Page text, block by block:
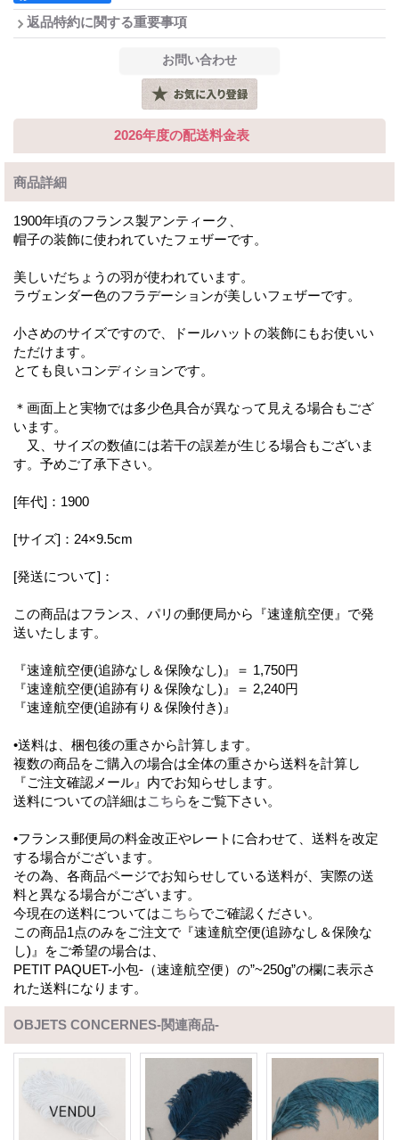
返品特約に関する重要事項
2026年度の配送料金表
商品詳細
1900年頃のフランス製アンティーク、
帽子の装飾に使われていたフェザーです。
美しいだちょうの羽が使われています。
ラヴェンダー色のフラデーションが美しいフェザーです。
小さめのサイズですので、ドールハットの装飾にもお使いい
ただけます。
とても良いコンディションです。
＊画面上と実物では多少色具合が異なって見える場合もござ
います。
又、サイズの数値には若干の誤差が生じる場合もございま
す。予めご了承下さい。
[年代]：1900
[サイズ]：24×9.5cm
[発送について]：
この商品はフランス、パリの郵便局から『速達航空便』で発
送いたします。
『速達航空便(追跡なし＆保険なし)』＝ 1,750円
『速達航空便(追跡有り＆保険なし)』＝ 2,240円
『速達航空便(追跡有り＆保険付き)』
•送料は、梱包後の重さから計算します。
複数の商品をご購入の場合は全体の重さから送料を計算し
『ご注文確認メール』内でお知らせします。
送料についての詳細はこちらをご覧下さい。
•フランス郵便局の料金改正やレートに合わせて、送料を改定
する場合がございます。
その為、各商品ページでお知らせしている送料が、実際の送
料と異なる場合がございます。
今現在の送料についてはこちらでご確認ください。
この商品1点のみをご注文で『速達航空便(追跡なし＆保険な
し)』をご希望の場合は、
PETIT PAQUET-小包-（速達航空便）の”~250g”の欄に表示さ
れた送料になります。
OBJETS CONCERNES-関連商品-